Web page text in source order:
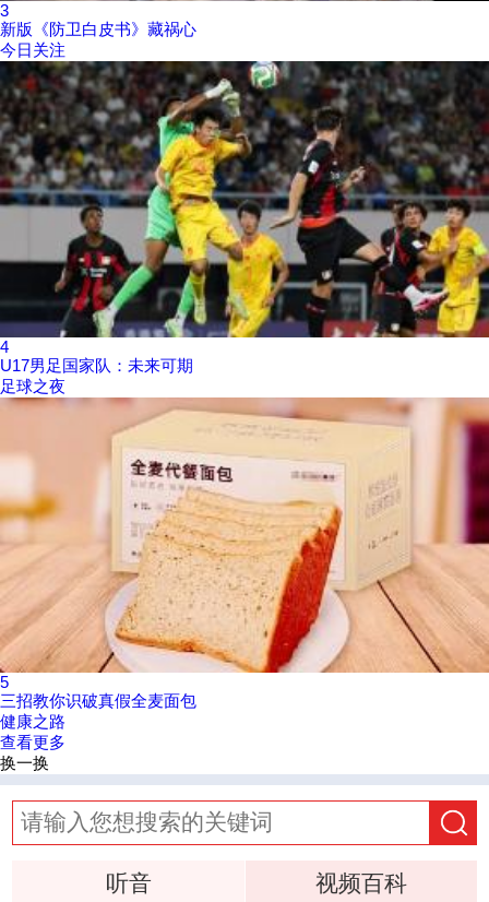
3
新版《防卫白皮书》藏祸心
今日关注
4
U17男足国家队：未来可期
足球之夜
5
三招教你识破真假全麦面包
健康之路
查看更多
换一换
听音 视频百科